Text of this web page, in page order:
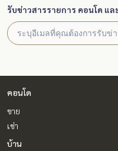
รับข่าวสารรายการ คอนโด แล
คอนโด
ขาย
เช่า
บ้าน